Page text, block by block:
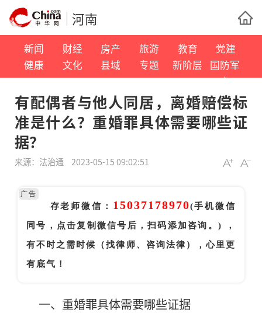
河南
新闻 财经 房产 旅游 教育
党建
健康
文化 县域 专题 新阶层
国防军
事
有配偶者与他人同居，离婚赔偿标
准是什么？重婚罪具体需要哪些证
据？
来源： 法治通 2023-05-15 09:02:51
存老师微信： 15037178970(手机微信
同号，点击复制微信号后，扫码添加咨询。) ，
有不时之需时候（找律师、咨询法律），心里更
有底气！
广告
一、重婚罪具体需要哪些证据